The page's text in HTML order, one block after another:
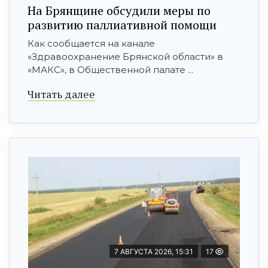
На Брянщине обсудили меры по
развитию паллиативной помощи
Как сообщается на канале
«Здравоохранение Брянской области» в
«МАКС», в Общественной палате ...
Читать далее
7 АВГУСТА 2026, 15:31 17